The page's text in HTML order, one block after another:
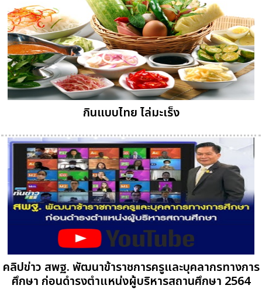
กินแบบไทย ไล่มะเร็ง
คลิปข่าว สพฐ. พัฒนาข้าราชการครูและบุคลากรทางการ
ศึกษา ก่อนดํารงตําแหน่งผู้บริหารสถานศึกษา 2564